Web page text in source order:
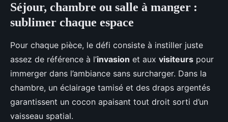
Séjour, chambre ou salle à manger :
sublimer chaque espace
Pour chaque pièce, le défi consiste à instiller juste
assez de référence à l’invasion et aux visiteurs pour
immerger dans l’ambiance sans surcharger. Dans la
chambre, un éclairage tamisé et des draps argentés
garantissent un cocon apaisant tout droit sorti d’un
vaisseau spatial.